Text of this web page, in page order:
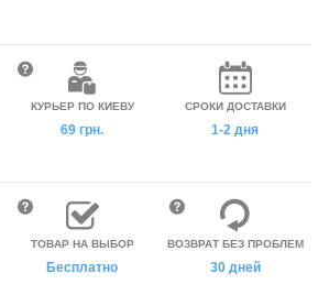
КУРЬЕР ПО КИЕВУ
69 грн.
СРОКИ ДОСТАВКИ
1-2 дня
ТОВАР НА ВЫБОР
Бесплатно
ВОЗВРАТ БЕЗ ПРОБЛЕМ
30 дней